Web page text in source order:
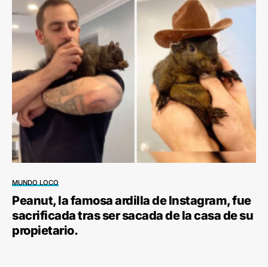
MUNDO LOCO
Peanut, la famosa ardilla de Instagram, fue
sacrificada tras ser sacada de la casa de su
propietario.